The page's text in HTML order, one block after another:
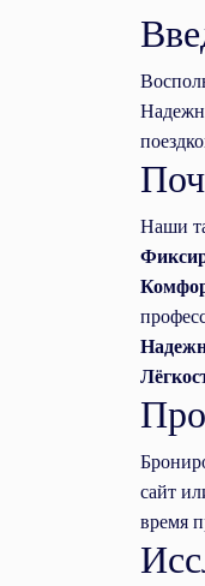
Наши
сайт
время